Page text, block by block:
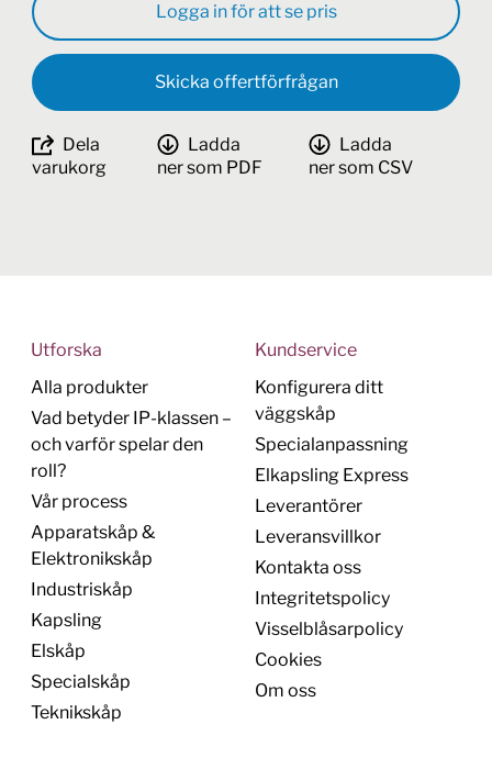
Logga in för att se pris
Skicka offertförfrågan
Dela
varukorg
Ladda
ner som PDF
Ladda
ner som CSV
Utforska
Alla produkter
Vad betyder IP-klassen –
och varför spelar den
roll?
Vår process
Apparatskåp &
Elektronikskåp
Industriskåp
Kapsling
Elskåp
Specialskåp
Teknikskåp
Kundservice
Konfigurera ditt
väggskåp
Specialanpassning
Elkapsling Express
Leverantörer
Leveransvillkor
Kontakta oss
Integritetspolicy
Visselblåsarpolicy
Cookies
Om oss